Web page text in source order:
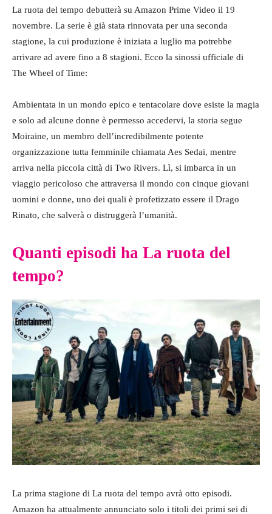
La ruota del tempo debutterà su Amazon Prime Video il 19
novembre. La serie è già stata rinnovata per una seconda
stagione, la cui produzione è iniziata a luglio ma potrebbe
arrivare ad avere fino a 8 stagioni. Ecco la sinossi ufficiale di
The Wheel of Time:
Ambientata in un mondo epico e tentacolare dove esiste la magia
e solo ad alcune donne è permesso accedervi, la storia segue
Moiraine, un membro dell’incredibilmente potente
organizzazione tutta femminile chiamata Aes Sedai, mentre
arriva nella piccola città di Two Rivers. Lì, si imbarca in un
viaggio pericoloso che attraversa il mondo con cinque giovani
uomini e donne, uno dei quali è profetizzato essere il Drago
Rinato, che salverà o distruggerà l’umanità.
Quanti episodi ha La ruota del
tempo?
La prima stagione di La ruota del tempo avrà otto episodi.
Amazon ha attualmente annunciato solo i titoli dei primi sei di